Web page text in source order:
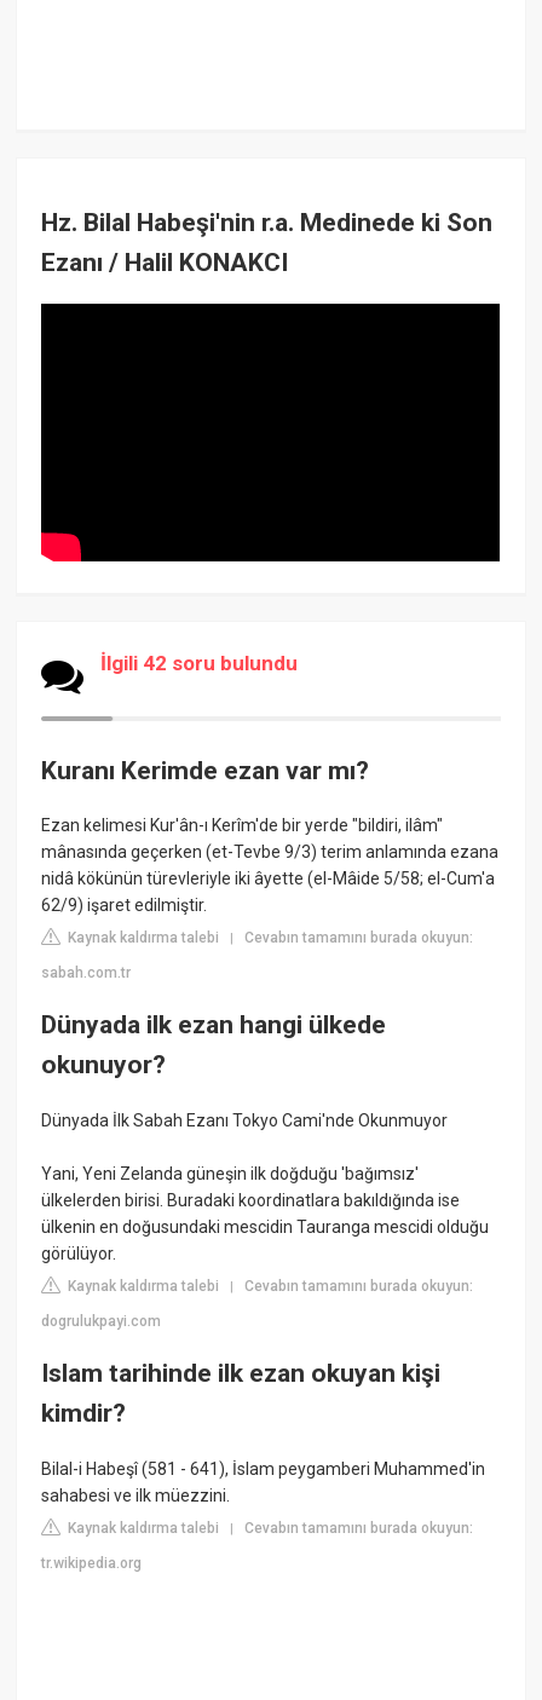
Hz. Bilal Habeşi'nin r.a. Medinede ki Son
Ezanı / Halil KONAKCI
İlgili 42 soru bulundu
Kuranı Kerimde ezan var mı?
Ezan kelimesi Kur'ân-ı Kerîm'de bir yerde "bildiri, ilâm"
mânasında geçerken (et-Tevbe 9/3) terim anlamında ezana
nidâ kökünün türevleriyle iki âyette (el-Mâide 5/58; el-Cum'a
62/9) işaret edilmiştir.
Kaynak kaldırma talebi |Cevabın tamamını burada okuyun:
sabah.com.tr
Dünyada ilk ezan hangi ülkede
okunuyor?
Dünyada İlk Sabah Ezanı Tokyo Cami'nde Okunmuyor
Yani, Yeni Zelanda güneşin ilk doğduğu 'bağımsız'
ülkelerden birisi. Buradaki koordinatlara bakıldığında ise
ülkenin en doğusundaki mescidin Tauranga mescidi olduğu
görülüyor.
Kaynak kaldırma talebi |Cevabın tamamını burada okuyun:
dogrulukpayi.com
Islam tarihinde ilk ezan okuyan kişi
kimdir?
Bilal-i Habeşî (581 - 641), İslam peygamberi Muhammed'in
sahabesi ve ilk müezzini.
Kaynak kaldırma talebi |Cevabın tamamını burada okuyun:
tr.wikipedia.org